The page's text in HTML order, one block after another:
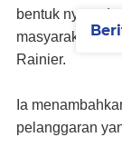
bentuk nyata
masyarakat
Rainier.
Ia
pelanggaran